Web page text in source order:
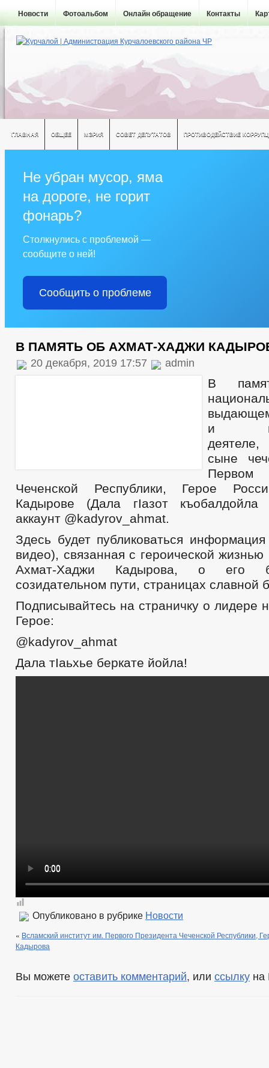
Новости Фотоальбом Онлайн обращение Контакты
ГЛАВНАЯ ОБЩЕЕ МЭРИЯ СОВЕТ ДЕПУТАТОВ ПРОТИВОДЕЙСТВИЕ
Не убран мусор, яма
на дороге, не горит
фонарь?
Столкнулись с проблемой —
сообщите о ней!
Сообщить о проблеме
В ПАМЯТЬ ОБ АХМАТ-ХАДЖИ
20 декабря, 2019 17:57 admin
В
и
сыне
Чеченской Республики, Герое
Кадырове (Дала гIазот къобалдойла
аккаунт @kadyrov_ahmat.
Здесь будет публиковаться
видео), связанная с героической
Ахмат-Хаджи Кадырова, о его
созидательном пути, страницах славной
Подписывайтесь на страничку о лидере
Герое:
@kadyrov_ahmat
Дала тIаьхье беркате йойла!
Опубликовано в рубрике Новости
« Bсламский институт им. Первого Президента Чеченской Республики,
Кадырова
Вы можете оставить комментарий, или ссылку на